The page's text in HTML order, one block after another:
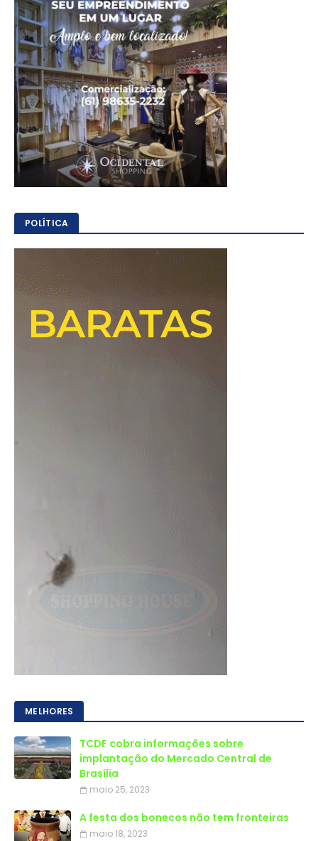
POLÍTICA
MELHORES
TCDF cobra informações sobre
implantação do Mercado Central de
Brasília
maio 25, 2023
A festa dos bonecos não tem fronteiras
maio 18, 2023